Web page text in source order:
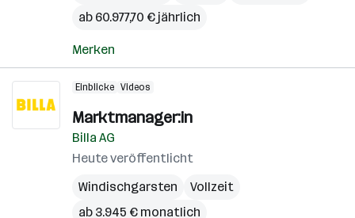
ab 60.977,70 € jährlich
Merken
Einblicke Videos
Marktmanager:in
Billa AG
Heute veröffentlicht
Windischgarsten
Vollzeit
ab 3.945 € monatlich